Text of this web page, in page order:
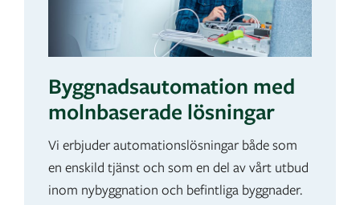
Byggnadsautomation med
molnbaserade lösningar
Vi erbjuder automationslösningar både som
en enskild tjänst och som en del av vårt utbud
inom nybyggnation och befintliga byggnader.